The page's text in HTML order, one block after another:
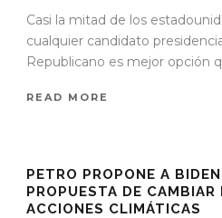
Casi la mitad de los
cualquier candidato
Republicano es mejor opción
READ MORE
PETRO PROPONE A
PROPUESTA DE
ACCIONES CLIMÁTICAS